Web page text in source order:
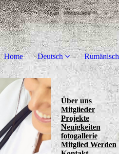
Home Deutsch Rumänisch
Über uns
Mitglieder
Projekte
Neuigkeiten
fotogallerie
Mitglied Werden